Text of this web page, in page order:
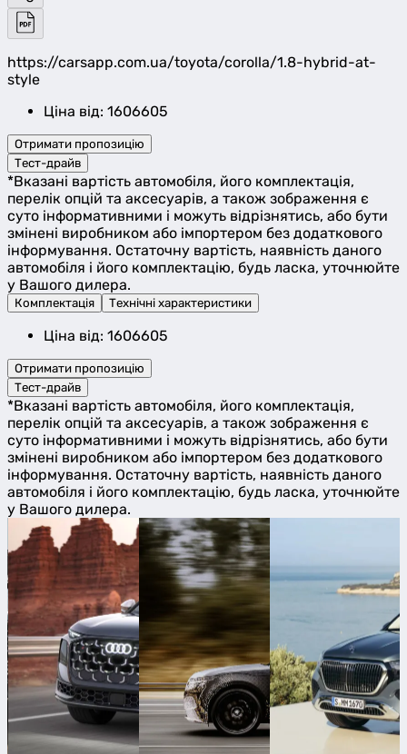
https://carsapp.com.ua/toyota/corolla/1.8-hybrid-at-
style
Ціна від: 1606605
Отримати пропозицію
Тест-драйв
*Вказані вартість автомобіля, його комплектація,
перелік опцій та аксесуарів, а також зображення є
суто інформативними і можуть відрізнятись, або бути
змінені виробником або імпортером без додаткового
інформування. Остаточну вартість, наявність даного
автомобіля і його комплектацію, будь ласка, уточнюйте
у Вашого дилера.
Комплектація Технічні характеристики
Ціна від: 1606605
Отримати пропозицію
Тест-драйв
*Вказані вартість автомобіля, його комплектація,
перелік опцій та аксесуарів, а також зображення є
суто інформативними і можуть відрізнятись, або бути
змінені виробником або імпортером без додаткового
інформування. Остаточну вартість, наявність даного
автомобіля і його комплектацію, будь ласка, уточнюйте
у Вашого дилера.